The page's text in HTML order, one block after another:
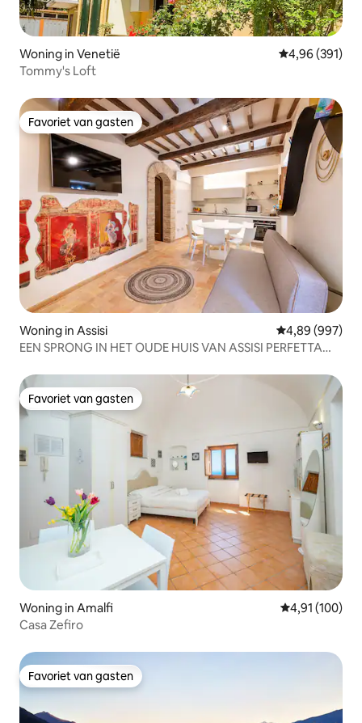
Woning in Venetië Gemiddelde
4,96 (391)
Tommy's Loft
Favoriet van gasten
Favoriet van gasten
Woning in Assisi Gemiddelde
4,89 (997)
EEN SPRONG IN HET OUDE HUIS VAN ASSISI PERFETTA
Favoriet van gasten
Favoriet van gasten
Woning in Amalfi Gemiddelde
4,91 (100)
Casa Zefiro
Favoriet van gasten
Favoriet van gasten